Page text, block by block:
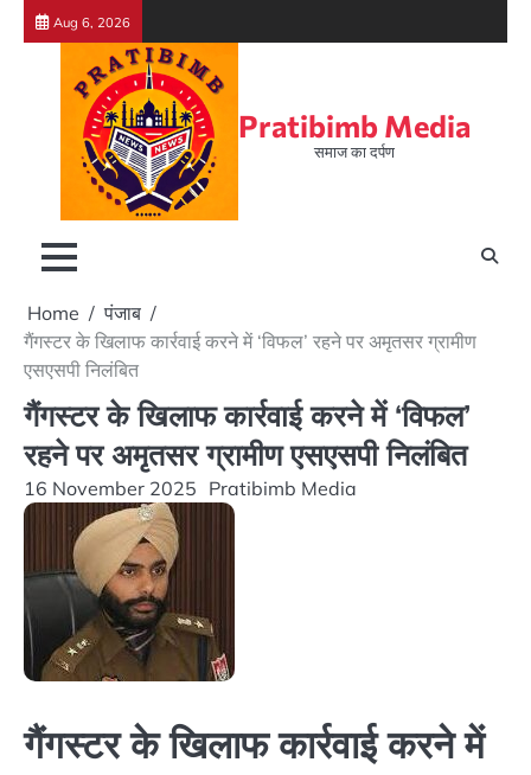
Skip
Aug 6, 2026
Pratibimb Media
समाज का दर्पण
Home
पंजाब
गैंगस्टर के खिलाफ कार्रवाई करने में ‘विफल’ रहने पर अमृतसर ग्रामीण
एसएसपी निलंबित
गैंगस्टर के खिलाफ कार्रवाई करने में ‘विफल’
रहने पर अमृतसर ग्रामीण एसएसपी निलंबित
16 November 2025 Pratibimb Media
गैंगस्टर के खिलाफ कार्रवाई करने में